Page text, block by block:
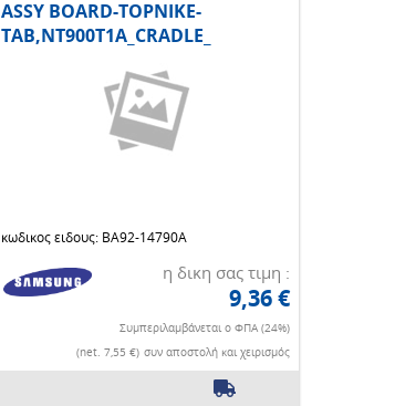
ASSY BOARD-TOPNIKE-
TAB,NT900T1A_CRADLE_
κωδικος ειδους: BA92-14790A
η δικη σας τιμη :
9,36 €
Συμπεριλαμβάνεται ο ΦΠΑ (24%)
(net. 7,55 €) συν αποστολή και χειρισμός